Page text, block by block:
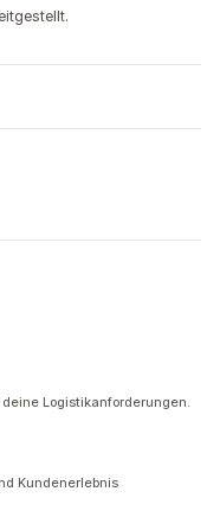
Logistikanforderungen.
Kundenerlebnis